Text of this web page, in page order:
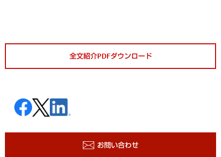
全文紹介PDFダウンロード
お問い合わせ